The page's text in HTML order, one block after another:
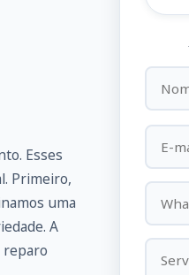
Esses
Primeiro,
uma
A
reparo